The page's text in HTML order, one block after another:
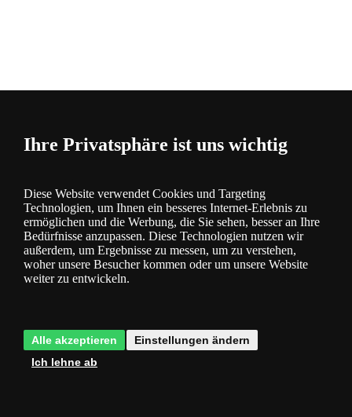
Beratung
Innenbereich
Gut zu wissen
Über Marken
Magazin
Wir haben es selbst erprobt
Ihre Privatsphäre ist uns wichtig
Diese Website verwendet Cookies und Targeting
Technologien, um Ihnen ein besseres Internet-Erlebnis zu
ermöglichen und die Werbung, die Sie sehen, besser an Ihre
Bedürfnisse anzupassen. Diese Technologien nutzen wir
außerdem, um Ergebnisse zu messen, um zu verstehen,
woher unsere Besucher kommen oder um unsere Website
weiter zu entwickeln.
Alle akzeptieren
Einstellungen ändern
Ich lehne ab